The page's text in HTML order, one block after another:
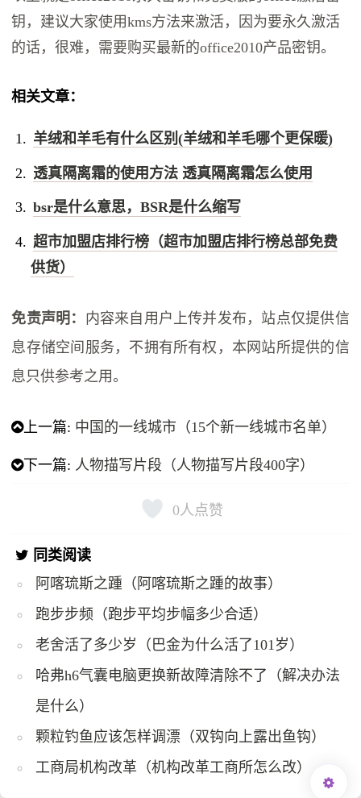
钥，建议大家使用kms方法来激活，因为要永久激活
的话，很难，需要购买最新的office2010产品密钥。
相关文章：
羊绒和羊毛有什么区别(羊绒和羊毛哪个更保暖)
透真隔离霜的使用方法 透真隔离霜怎么使用
bsr是什么意思，BSR是什么缩写
超市加盟店排行榜（超市加盟店排行榜总部免费
供货）
免责声明： 内容来自用户上传并发布，站点仅提供信
息存储空间服务，不拥有所有权，本网站所提供的信
息只供参考之用。
上一篇: 中国的一线城市（15个新一线城市名单）
下一篇: 人物描写片段（人物描写片段400字）
0人点赞
同类阅读
阿喀琉斯之踵（阿喀琉斯之踵的故事）
跑步步频（跑步平均步幅多少合适）
老舍活了多少岁（巴金为什么活了101岁）
哈弗h6气囊电脑更换新故障清除不了（解决办法
是什么）
颗粒钓鱼应该怎样调漂（双钩向上露出鱼钩）
工商局机构改革（机构改革工商所怎么改）